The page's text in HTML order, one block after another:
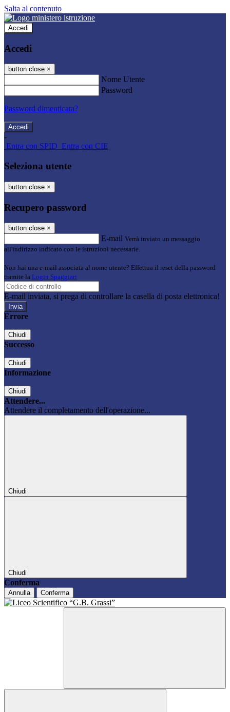
Salta al contenuto
Accedi
Accedi
button close ×
Nome Utente
Password
Password dimenticata?
-
Entra con SPID Entra con CIE
Seleziona utente
button close ×
Recupero password
button close ×
E-mail Verrà inviato un messaggio
all'indirizzo indicato con le istruzioni necessarie.
Non hai una e-mail associata al nome utente? Effettua il reset della password
tramite la Login Spaggiari
E-mail inviata, si prega di controllare la casella di posta elettronica!
Errore
Chiudi
Successo
Chiudi
Informazione
Chiudi
Attendere...
Attendere il completamento dell'operazione...
Chiudi
Chiudi
Conferma
Annulla Conferma